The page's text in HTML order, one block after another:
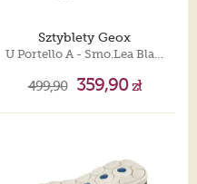
Sztyblety Geox
U Portello A - Smo.Lea Black U36E1A 00043 C9999
499,90 359,90zł